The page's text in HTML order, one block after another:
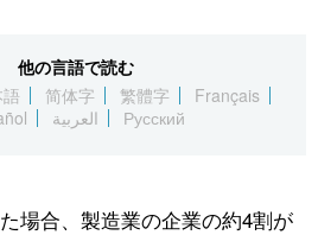
Русский
他の言語で読む
简体字 繁體字
Français
العربية Русский
場合、製造業の企業の約4割が